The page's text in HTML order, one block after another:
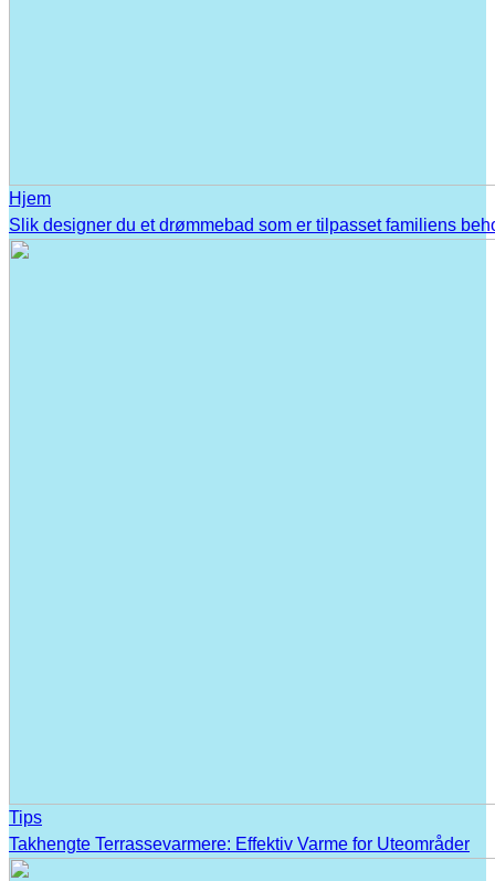
Hjem
Slik designer du et drømmebad som er tilpasset familiens
Tips
Takhengte Terrassevarmere: Effektiv Varme for Uteområder